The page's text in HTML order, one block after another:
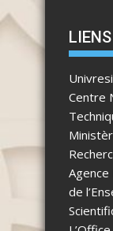
Centre
Agence
de